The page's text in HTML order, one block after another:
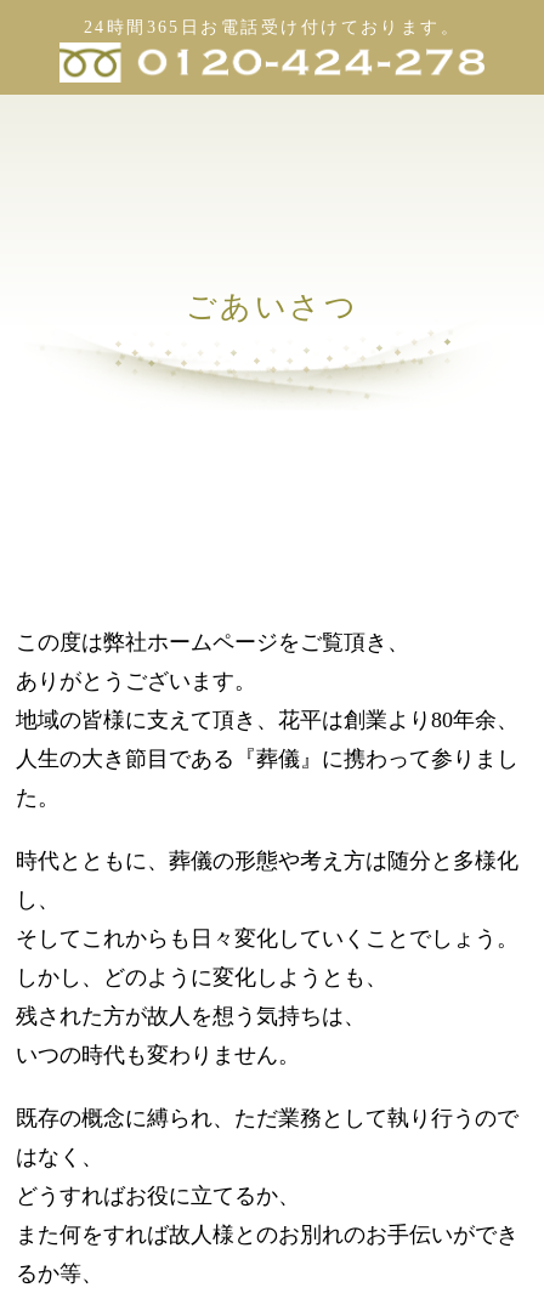
24時間365日お電話受け付けております。
ごあいさつ
この度は弊社ホームページをご覧頂き、
ありがとうございます。
地域の皆様に支えて頂き、花平は創業より80年余、
人生の大き節目である『葬儀』に携わって参りまし
た。
時代とともに、葬儀の形態や考え方は随分と多様化
し、
そしてこれからも日々変化していくことでしょう。
しかし、どのように変化しようとも、
残された方が故人を想う気持ちは、
いつの時代も変わりません。
既存の概念に縛られ、ただ業務として執り行うので
はなく、
どうすればお役に立てるか、
また何をすれば故人様とのお別れのお手伝いができ
るか等、